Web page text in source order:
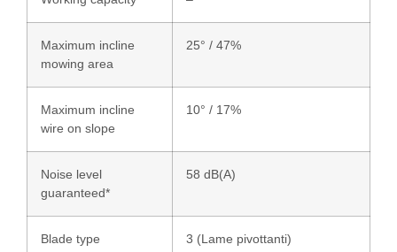
Maximum incline
mowing area
25° / 47%
Maximum incline
wire on slope
10° / 17%
Noise level
guaranteed*
58 dB(A)
Blade type 3 (Lame pivottanti)